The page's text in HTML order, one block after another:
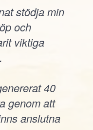
stödja min
och
viktiga
40
genom att
anslutna